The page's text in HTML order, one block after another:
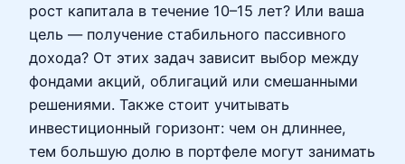
рост капитала в течение 10–15 лет? Или ваша
цель — получение стабильного пассивного
дохода? От этих задач зависит выбор между
фондами акций, облигаций или смешанными
решениями. Также стоит учитывать
инвестиционный горизонт: чем он длиннее,
тем большую долю в портфеле могут занимать